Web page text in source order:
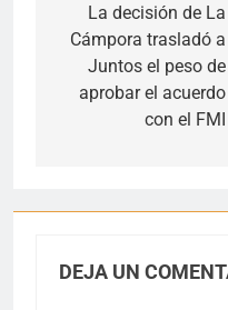
entradas
La decisión de La
Cámpora trasladó a
Juntos el peso de
aprobar el acuerdo
con el FMI
DEJA UN